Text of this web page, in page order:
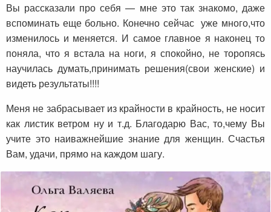
Вы рассказали про себя — мне это так знакомо, даже
вспоминать еще больно. Конечно сейчас уже много,что
изменилось и меняется. И самое главное я наконец то
поняла, что я встала на ноги, я спокойно, не торопясь
научилась думать,принимать решения(свои женские) и
видеть результаты!!!!
Меня не забрасывает из крайности в крайность, не носит
как листик ветром ну и т.д. Благодарю Вас, то,чему Вы
учите это наиважнейшие знание для женщин. Счастья
Вам, удачи, прямо на каждом шагу.